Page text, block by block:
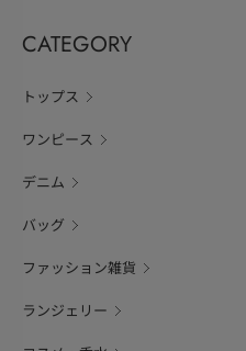
CATEGORY
トップス
ワンピース
デニム
バッグ
ファッション雑貨
ランジェリー